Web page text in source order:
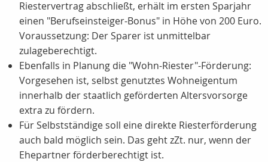
Riestervertrag abschließt, erhält im ersten Sparjahr
einen "Berufseinsteiger-Bonus" in Höhe von 200 Euro.
Voraussetzung: Der Sparer ist unmittelbar
zulageberechtigt.
Ebenfalls in Planung die "Wohn-Riester"-Förderung:
Vorgesehen ist, selbst genutztes Wohneigentum
innerhalb der staatlich geförderten Altersvorsorge
extra zu fördern.
Für Selbstständige soll eine direkte Riesterförderung
auch bald möglich sein. Das geht zZt. nur, wenn der
Ehepartner förderberechtigt ist.